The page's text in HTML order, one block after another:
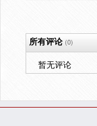
所有评论(0)
暂无评论